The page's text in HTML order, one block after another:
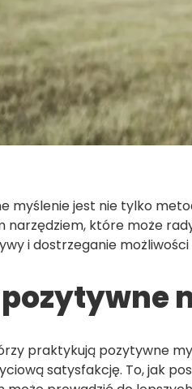
myślenie jest nie tylko
narzędziem, które może
i dostrzeganie
praktykują pozytywne
satysfakcję. To, jak